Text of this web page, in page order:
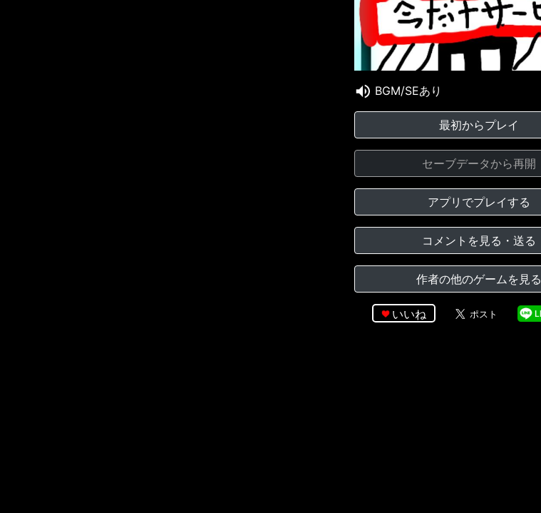
BGM/SEあり
最初からプレイ
セーブデータから再開
アプリでプレイする
コメントを見る・送る
作者の他のゲームを見る
いいね